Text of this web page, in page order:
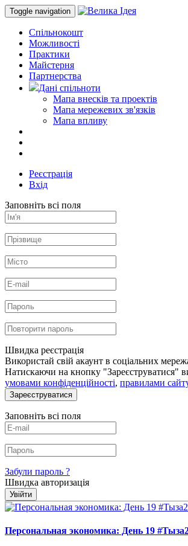
Toggle navigation
Спільнокошт
Можливості
Практики
Майстерня
Партнерства
Дані спільноти
Мапа внесків та проектів
Мапа мережевих зв'язків
Мапа впливу
Реєстрація
Вхід
Заповніть всі поля
Швидка реєстрація
Використай свій акаунт в соціальних
Натискаючи на кнопку "Зареєструватися"
умовами конфіденційності, правилами
Зареєструватися
Заповніть всі поля
Забули пароль ?
Швидка авторизація
Увійти
Персональная экономика: День 19